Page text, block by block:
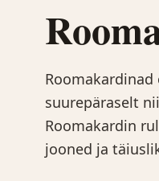
suurepäraselt
Roomakardin
jooned ja